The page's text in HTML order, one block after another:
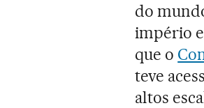
do
império
que o
teve
altos